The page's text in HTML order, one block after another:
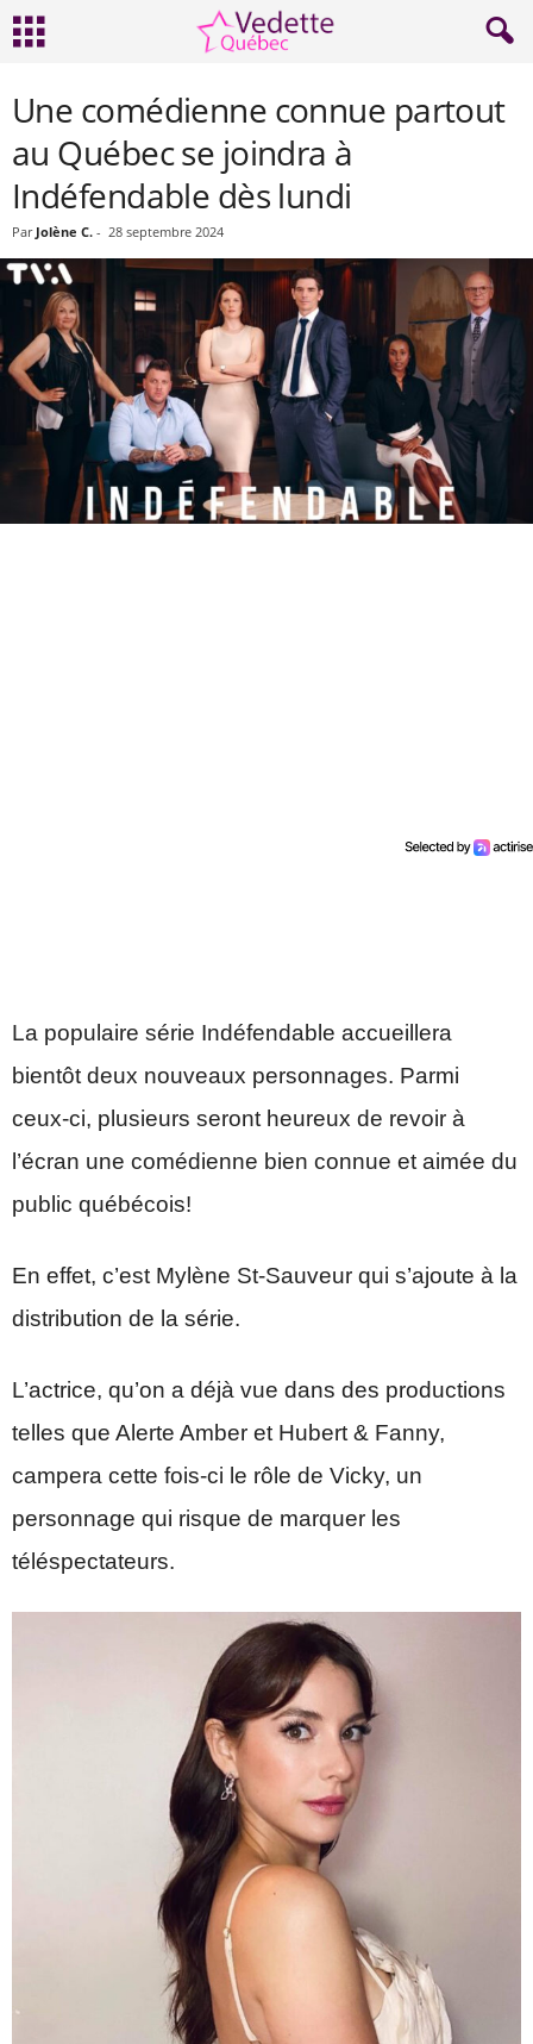
Une comédienne connue partout
au Québec se joindra à
Indéfendable dès lundi
Par Jolène C. - 28 septembre 2024
La populaire série Indéfendable accueillera
bientôt deux nouveaux personnages. Parmi
ceux-ci, plusieurs seront heureux de revoir à
l’écran une comédienne bien connue et aimée du
public québécois!
En effet, c’est Mylène St-Sauveur qui s’ajoute à la
distribution de la série.
L’actrice, qu’on a déjà vue dans des productions
telles que Alerte Amber et Hubert & Fanny,
campera cette fois-ci le rôle de Vicky, un
personnage qui risque de marquer les
téléspectateurs.